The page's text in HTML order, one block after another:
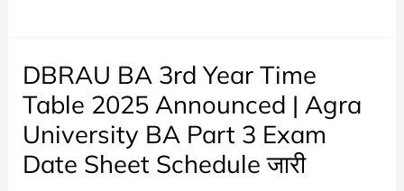
2nd
Year
Time
Table
2025
DBRAU BA 3rd Year Time
Table 2025 Announced | Agra
University BA Part 3 Exam
Date Sheet Schedule जारी